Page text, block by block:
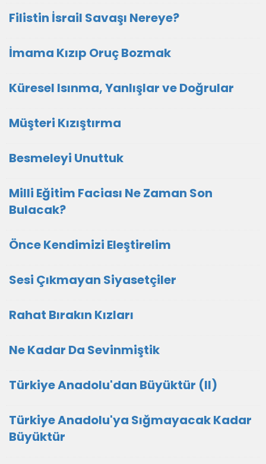
Filistin İsrail Savaşı Nereye?
İmama Kızıp Oruç Bozmak
Küresel Isınma, Yanlışlar ve Doğrular
Müşteri Kızıştırma
Besmeleyi Unuttuk
Milli Eğitim Faciası Ne Zaman Son
Bulacak?
Önce Kendimizi Eleştirelim
Sesi Çıkmayan Siyasetçiler
Rahat Bırakın Kızları
Ne Kadar Da Sevinmiştik
Türkiye Anadolu'dan Büyüktür (II)
Türkiye Anadolu'ya Sığmayacak Kadar
Büyüktür